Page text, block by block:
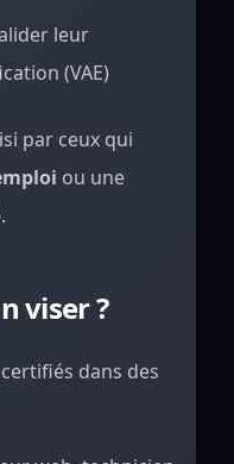
leur
(VAE)
par ceux qui
ou une
viser ?
dans des